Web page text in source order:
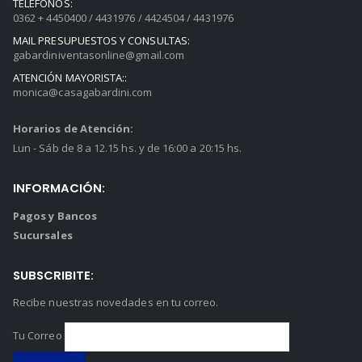
TELÉFONOS:
0362 + 4450400 / 4431976 / 4424504 / 4431976
MAIL PRESUPUESTOS Y CONSULTAS:
gabardiniventasonline@gmail.com
ATENCIÓN MAYORISTA::
monica@casagabardini.com
Horarios de Atención:
Lun - Sáb de 8 a 12.15 hs. y de 16:00 a 20:15 hs.
INFORMACIÓN:
Pagos y Bancos
Sucursales
SUBSCRIBITE:
Recibe nuestras novedades en tu correo.
Tu Correo